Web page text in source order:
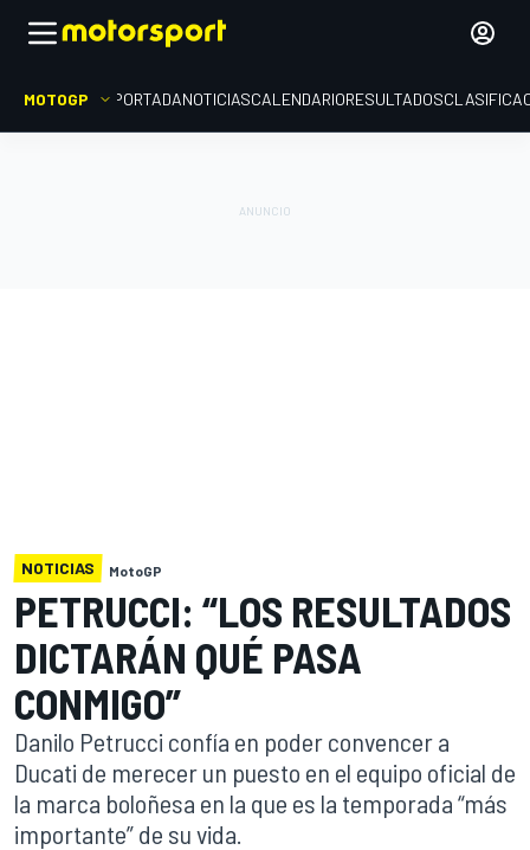
MOTOGP PORTADANOTICIASCALENDARIORESULTADOS
NOTICIAS MotoGP
PETRUCCI: “LOS RESULTADOS
DICTARÁN QUÉ PASA
CONMIGO”
Danilo Petrucci confía en poder convencer a
Ducati de merecer un puesto en el equipo oficial de
la marca boloñesa en la que es la temporada “más
importante” de su vida.